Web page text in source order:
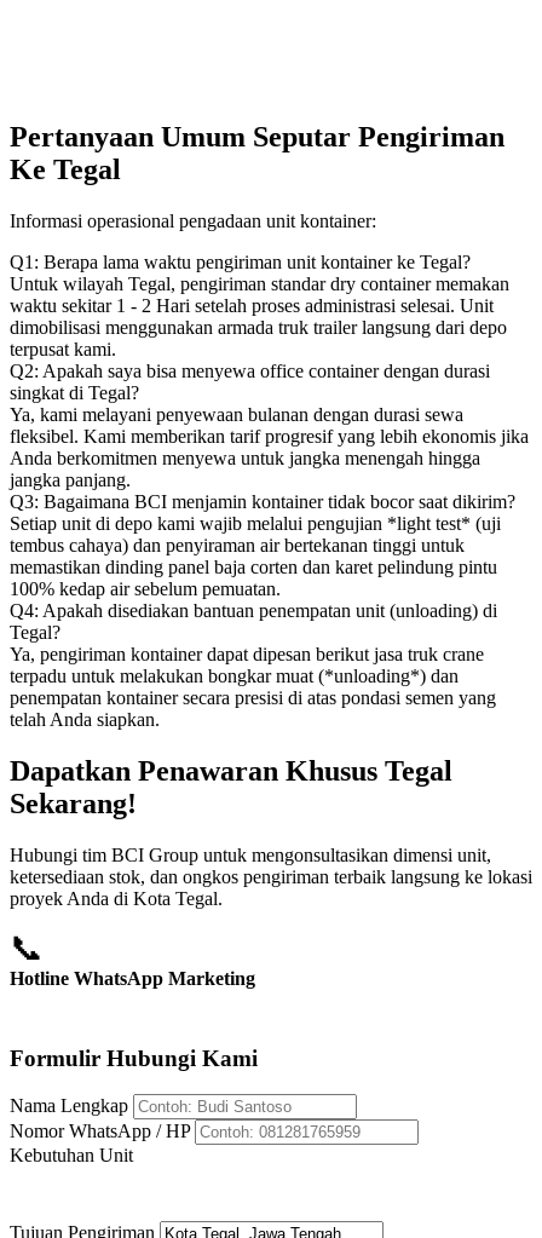
Pertanyaan Umum Seputar Pengiriman
Ke Tegal
Informasi operasional pengadaan unit kontainer:
Q1: Berapa lama waktu pengiriman unit kontainer ke Tegal?
Untuk wilayah Tegal, pengiriman standar dry container memakan
waktu sekitar 1 - 2 Hari setelah proses administrasi selesai. Unit
dimobilisasi menggunakan armada truk trailer langsung dari depo
terpusat kami.
Q2: Apakah saya bisa menyewa office container dengan durasi
singkat di Tegal?
Ya, kami melayani penyewaan bulanan dengan durasi sewa
fleksibel. Kami memberikan tarif progresif yang lebih ekonomis jika
Anda berkomitmen menyewa untuk jangka menengah hingga
jangka panjang.
Q3: Bagaimana BCI menjamin kontainer tidak bocor saat dikirim?
Setiap unit di depo kami wajib melalui pengujian *light test* (uji
tembus cahaya) dan penyiraman air bertekanan tinggi untuk
memastikan dinding panel baja corten dan karet pelindung pintu
100% kedap air sebelum pemuatan.
Q4: Apakah disediakan bantuan penempatan unit (unloading) di
Tegal?
Ya, pengiriman kontainer dapat dipesan berikut jasa truk crane
terpadu untuk melakukan bongkar muat (*unloading*) dan
penempatan kontainer secara presisi di atas pondasi semen yang
telah Anda siapkan.
Dapatkan Penawaran Khusus Tegal
Sekarang!
Hubungi tim BCI Group untuk mengonsultasikan dimensi unit,
ketersediaan stok, dan ongkos pengiriman terbaik langsung ke lokasi
proyek Anda di Kota Tegal.
📞
Hotline WhatsApp Marketing
Formulir Hubungi Kami
Nama Lengkap
Nomor WhatsApp / HP
Kebutuhan Unit
Tujuan Pengiriman